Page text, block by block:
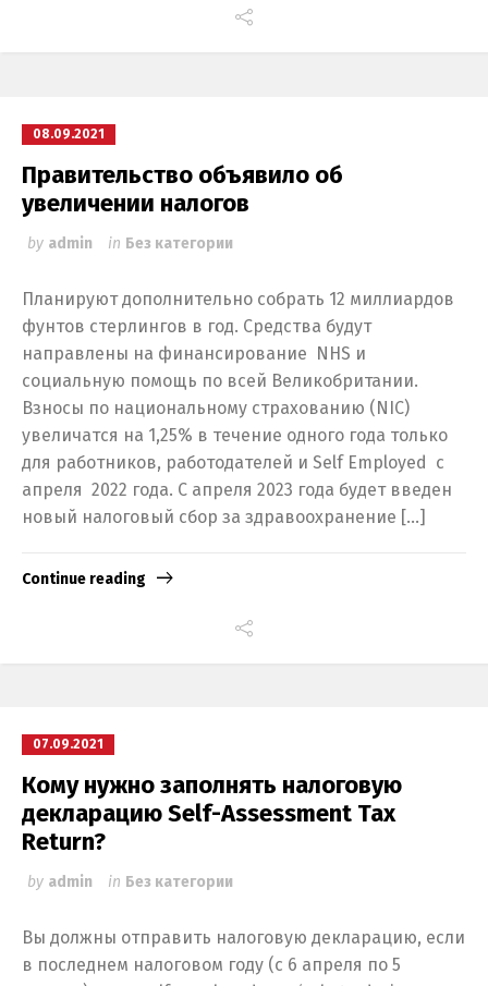
08.09.2021
Правительство объявило об
увеличении налогов
by admin in Без категории
Планируют дополнительно собрать 12 миллиардов
фунтов стерлингов в год. Средства будут
направлены на финансирование NHS и
социальную помощь по всей Великобритании.
Взносы по национальному страхованию (NIC)
увеличатся на 1,25% в течение одного года только
для работников, работодателей и Self Employed с
апреля 2022 года. С апреля 2023 года будет введен
новый налоговый сбор за здравоохранение […]
Continue reading
07.09.2021
Кому нужно заполнять налоговую
декларацию Self-Assessment Tax
Return?
by admin in Без категории
Вы должны отправить налоговую декларацию, если
в последнем налоговом году (с 6 апреля по 5